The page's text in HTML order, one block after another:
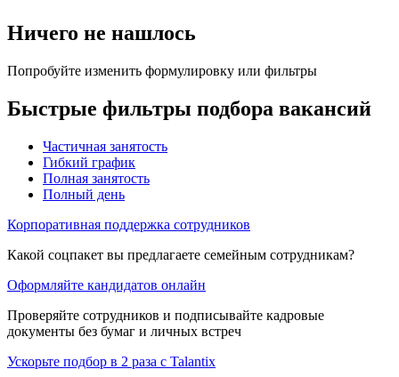
Ничего не нашлось
Попробуйте изменить формулировку или фильтры
Быстрые фильтры подбора вакансий
Частичная занятость
Гибкий график
Полная занятость
Полный день
Корпоративная поддержка сотрудников
Какой соцпакет вы предлагаете семейным сотрудникам?
Оформляйте кандидатов онлайн
Проверяйте сотрудников и подписывайте кадровые
документы без бумаг и личных встреч
Ускорьте подбор в 2 раза с Talantix